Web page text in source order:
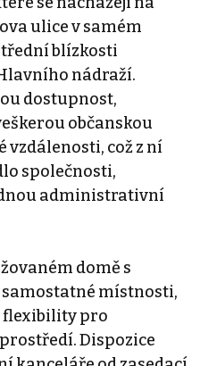
ulice v samém
blízkosti
nádraží.
dostupnost,
občanskou
vzdálenosti, což z ní
společnosti,
administrativní
domě s
místnosti,
flexibility pro
Dispozice